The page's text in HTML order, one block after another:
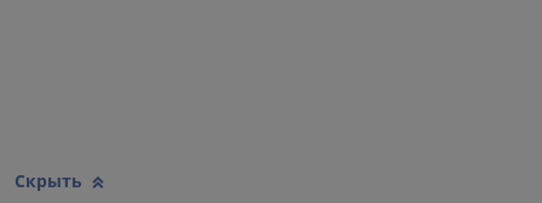
Скрыть